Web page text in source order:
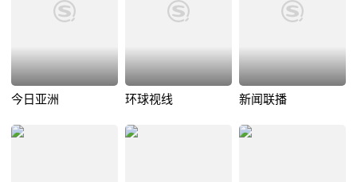
今日亚洲 环球视线 新闻联播